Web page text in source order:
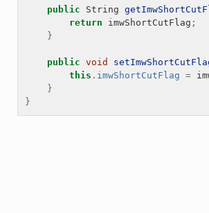
public String
return
imwShortCutFlag ;
}
public void
this . imwShortCutFlag =
}
}